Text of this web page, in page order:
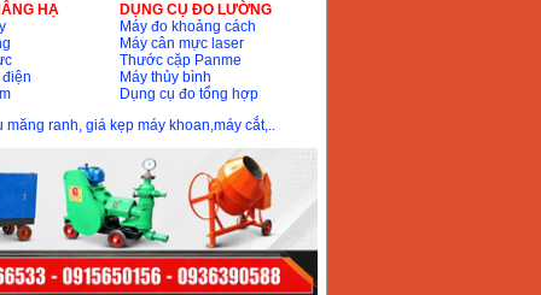
HẠ
DỤNG CỤ ĐO LƯỜNG
Máy đo khoảng cách
Máy cân mực laser
Thước cặp Panme
Máy thủy bình
Dụng cụ đo tổng hợp
măng ranh, giá kẹp máy khoan,máy cắt,..